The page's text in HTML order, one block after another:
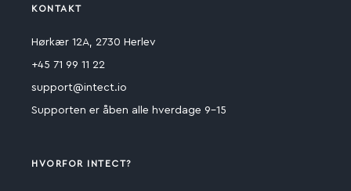
KONTAKT
Hørkær 12A, 2730 Herlev
+45 71 99 11 22
support@intect.io
Supporten er åben alle hverdage 9-15
HVORFOR INTECT?